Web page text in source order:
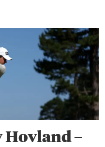
Hovland –